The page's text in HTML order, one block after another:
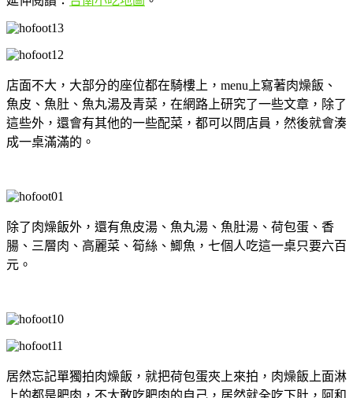
店面不大，大部分的座位都在騎樓上，menu上寫著肉燥飯、
魚皮、魚肚、魚丸湯及青菜，在網路上研究了一些文章，除了
這些外，還會有其他的一些配菜，都可以問店員，然後就會湊
成一桌滿滿的。
除了肉燥飯外，還有魚皮湯、魚丸湯、魚肚湯、荷包蛋、香
腸、三層肉、高麗菜、筍絲、鯽魚，七個人吃這一桌只要六百
元。
居然忘記單獨拍肉燥飯，就把荷包蛋夾上來拍，肉燥飯上面淋
上的都是肥肉，不太敢吃肥肉的自己，居然就全吃下肚，阿和